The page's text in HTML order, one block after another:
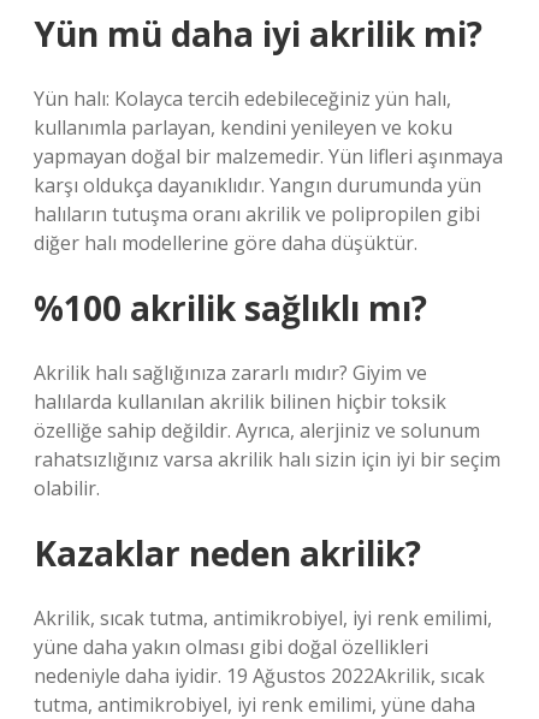
Yün mü daha iyi akrilik mi?
Yün halı: Kolayca tercih edebileceğiniz yün halı,
kullanımla parlayan, kendini yenileyen ve koku
yapmayan doğal bir malzemedir. Yün lifleri aşınmaya
karşı oldukça dayanıklıdır. Yangın durumunda yün
halıların tutuşma oranı akrilik ve polipropilen gibi
diğer halı modellerine göre daha düşüktür.
%100 akrilik sağlıklı mı?
Akrilik halı sağlığınıza zararlı mıdır? Giyim ve
halılarda kullanılan akrilik bilinen hiçbir toksik
özelliğe sahip değildir. Ayrıca, alerjiniz ve solunum
rahatsızlığınız varsa akrilik halı sizin için iyi bir seçim
olabilir.
Kazaklar neden akrilik?
Akrilik, sıcak tutma, antimikrobiyel, iyi renk emilimi,
yüne daha yakın olması gibi doğal özellikleri
nedeniyle daha iyidir. 19 Ağustos 2022Akrilik, sıcak
tutma, antimikrobiyel, iyi renk emilimi, yüne daha